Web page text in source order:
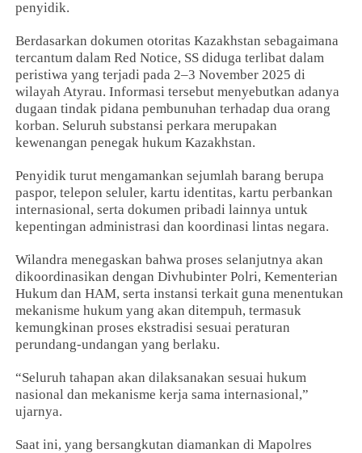
penyidik.
Berdasarkan dokumen otoritas Kazakhstan sebagaimana
tercantum dalam Red Notice, SS diduga terlibat dalam
peristiwa yang terjadi pada 2–3 November 2025 di
wilayah Atyrau. Informasi tersebut menyebutkan adanya
dugaan tindak pidana pembunuhan terhadap dua orang
korban. Seluruh substansi perkara merupakan
kewenangan penegak hukum Kazakhstan.
Penyidik turut mengamankan sejumlah barang berupa
paspor, telepon seluler, kartu identitas, kartu perbankan
internasional, serta dokumen pribadi lainnya untuk
kepentingan administrasi dan koordinasi lintas negara.
Wilandra menegaskan bahwa proses selanjutnya akan
dikoordinasikan dengan Divhubinter Polri, Kementerian
Hukum dan HAM, serta instansi terkait guna menentukan
mekanisme hukum yang akan ditempuh, termasuk
kemungkinan proses ekstradisi sesuai peraturan
perundang-undangan yang berlaku.
“Seluruh tahapan akan dilaksanakan sesuai hukum
nasional dan mekanisme kerja sama internasional,”
ujarnya.
Saat ini, yang bersangkutan diamankan di Mapolres